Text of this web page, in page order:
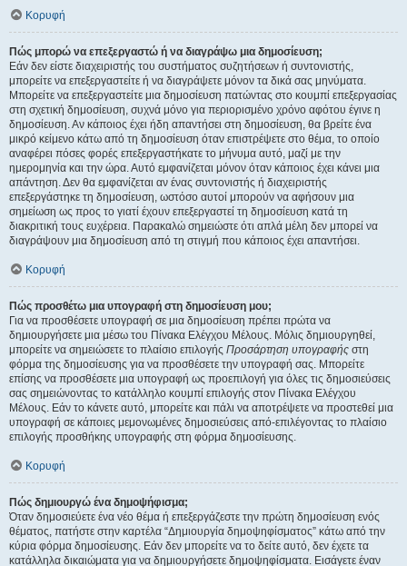
Κορυφή
Πώς μπορώ να επεξεργαστώ ή να διαγράψω μια δημοσίευση;
Εάν δεν είστε διαχειριστής του συστήματος συζητήσεων ή συντονιστής,
μπορείτε να επεξεργαστείτε ή να διαγράψετε μόνον τα δικά σας μηνύματα.
Μπορείτε να επεξεργαστείτε μια δημοσίευση πατώντας στο κουμπί επεξεργασίας
στη σχετική δημοσίευση, συχνά μόνο για περιορισμένο χρόνο αφότου έγινε η
δημοσίευση. Αν κάποιος έχει ήδη απαντήσει στη δημοσίευση, θα βρείτε ένα
μικρό κείμενο κάτω από τη δημοσίευση όταν επιστρέψετε στο θέμα, το οποίο
αναφέρει πόσες φορές επεξεργαστήκατε το μήνυμα αυτό, μαζί με την
ημερομηνία και την ώρα. Αυτό εμφανίζεται μόνον όταν κάποιος έχει κάνει μια
απάντηση. Δεν θα εμφανίζεται αν ένας συντονιστής ή διαχειριστής
επεξεργάστηκε τη δημοσίευση, ωστόσο αυτοί μπορούν να αφήσουν μια
σημείωση ως προς το γιατί έχουν επεξεργαστεί τη δημοσίευση κατά τη
διακριτική τους ευχέρεια. Παρακαλώ σημειώστε ότι απλά μέλη δεν μπορεί να
διαγράψουν μια δημοσίευση από τη στιγμή που κάποιος έχει απαντήσει.
Κορυφή
Πώς προσθέτω μια υπογραφή στη δημοσίευση μου;
Για να προσθέσετε υπογραφή σε μια δημοσίευση πρέπει πρώτα να
δημιουργήσετε μια μέσω του Πίνακα Ελέγχου Μέλους. Μόλις δημιουργηθεί,
μπορείτε να σημειώσετε το πλαίσιο επιλογής Προσάρτηση υπογραφής στη
φόρμα της δημοσίευσης για να προσθέσετε την υπογραφή σας. Μπορείτε
επίσης να προσθέσετε μια υπογραφή ως προεπιλογή για όλες τις δημοσιεύσεις
σας σημειώνοντας το κατάλληλο κουμπί επιλογής στον Πίνακα Ελέγχου
Μέλους. Εάν το κάνετε αυτό, μπορείτε και πάλι να αποτρέψετε να προστεθεί μια
υπογραφή σε κάποιες μεμονωμένες δημοσιεύσεις από-επιλέγοντας το πλαίσιο
επιλογής προσθήκης υπογραφής στη φόρμα δημοσίευσης.
Κορυφή
Πώς δημιουργώ ένα δημοψήφισμα;
Όταν δημοσιεύετε ένα νέο θέμα ή επεξεργάζεστε την πρώτη δημοσίευση ενός
θέματος, πατήστε στην καρτέλα “Δημιουργία δημοψηφίσματος” κάτω από την
κύρια φόρμα δημοσίευσης. Εάν δεν μπορείτε να το δείτε αυτό, δεν έχετε τα
κατάλληλα δικαιώματα για να δημιουργήσετε δημοψηφίσματα. Εισάγετε έναν